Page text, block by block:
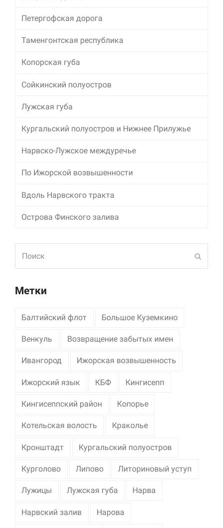
Петергофская дорога
Таменгонтская республика
Копорская губа
Сойкинский полуостров
Лужская губа
Кургальский полуостров и Нижнее Прилужье
Нарвско-Лужское междуречье
По Ижорской возвышенности
Вдоль Нарвского тракта
Острова Финского залива
Метки
Балтийский флот Большое Куземкино
Венкуль Возвращение забытых имен
Ивангород Ижорская возвышенность
Ижорский язык КБФ Кингисепп
Кингисеппский район Копорье
Котельская волость Краколье
Кронштадт Кургальский полуостров
Курголово Липово Литориновый уступ
Лужицы Лужская губа Нарва
Нарвский залив Нарова
исчезновению
некоторых функций
Маркетинг
вероятность того, что